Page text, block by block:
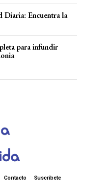
Diaria: Encuentra la
para infundir
Contacto Suscríbete